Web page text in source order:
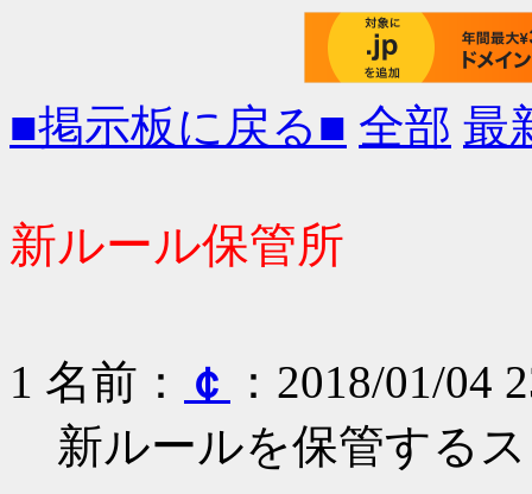
■掲示板に戻る■ 全部 最
新ルール保管所
1 名前： ￠
：2018/01/04
新ルールを保管する